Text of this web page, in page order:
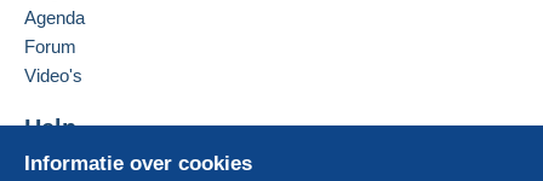
Informatie over cookies
Agenda
Forum
Video's
Help
Hulpcentrum